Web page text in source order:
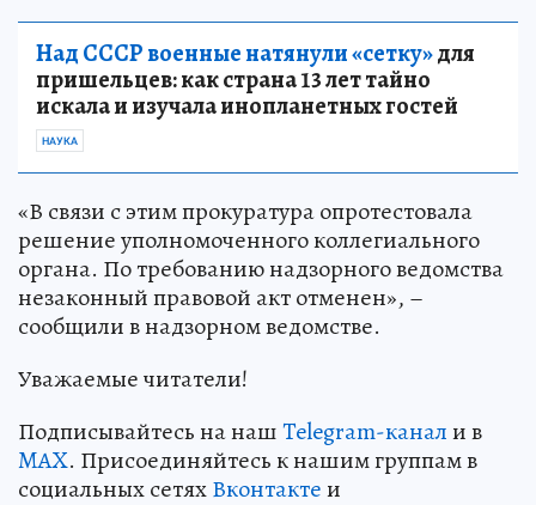
Над СССР военные натянули «сетку»для
пришельцев: как страна 13 лет тайно
искала и изучала инопланетных гостей
НАУКА
«В связи с этим прокуратура опротестовала
решение уполномоченного коллегиального
органа. По требованию надзорного ведомства
незаконный правовой акт отменен», –
сообщили в надзорном ведомстве.
Уважаемые читатели!
Подписывайтесь на нашTelegram-канали в
MAX. Присоединяйтесь к нашим группам в
социальных сетяхВконтактеи